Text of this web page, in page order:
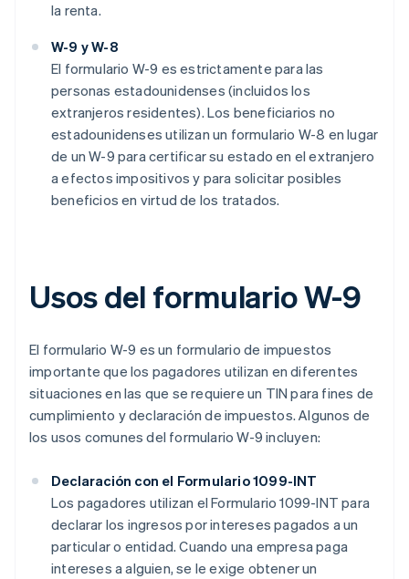
la renta.
W-9 y W-8
El formulario W-9 es estrictamente para las
personas estadounidenses (incluidos los
extranjeros residentes). Los beneficiarios no
estadounidenses utilizan un formulario W-8 en lugar
de un W-9 para certificar su estado en el extranjero
a efectos impositivos y para solicitar posibles
beneficios en virtud de los tratados.
Usos del formulario W-9
El formulario W-9 es un formulario de impuestos
importante que los pagadores utilizan en diferentes
situaciones en las que se requiere un TIN para fines de
cumplimiento y declaración de impuestos. Algunos de
los usos comunes del formulario W-9 incluyen:
Declaración con el Formulario 1099-INT
Los pagadores utilizan el Formulario 1099-INT para
declarar los ingresos por intereses pagados a un
particular o entidad. Cuando una empresa paga
intereses a alguien, se le exige obtener un